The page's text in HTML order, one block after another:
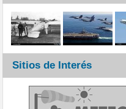
Sitios de Interés